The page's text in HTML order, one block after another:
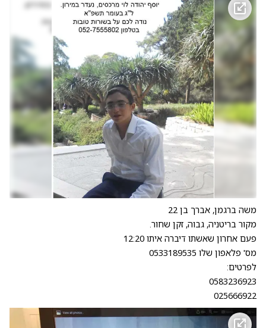
משה ברגמן, אברך בן 22
מקור בריטניה, גבוה, זקן שחור.
פעם אחרון שאשתו דיברה איתו 12:20
מס' פלאפון שלו 0533189535
לפרטים:
0583236923
025666922